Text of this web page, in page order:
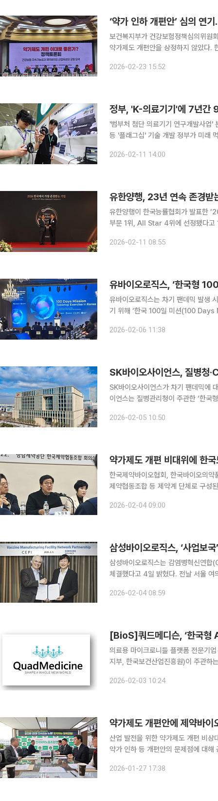
‘약가 인하 개편안’ 심의 연
보건복지부가 건강보험정책심의위원
약가제도 개편안을 상정하지 않았다.
20일 열린 건정심 소위원회에서 약가
2026-02-23 15:52
정부, 'K-의료기기'에 7년
'범부처 첨단 의료기기 연구개발사
등 '플래그십' 기술 개발 정부가 미래 먹거리인 바이오헬스 산업의 핵심인 의료기기 분야에서 글로벌
최초·최고 수준의 '게임체인저' 의료기
2026-02-11 14:00
유한양행, 23년 연속 존경받
유한양행이 한국능률협회가 발표한
부문 1위, All Star 4위에 선정됐다고
업자인 고(故) 유일한 박사의 창업정
2026-02-11 08:55
유바이오로직스, ‘한국형
유바이오로직스는 차기 팬데믹 발생
기 위해 ‘한국 100일 미션(100
연합(CEPI, Coalition for Ep
2026-02-06 11:38
SK바이오사이언스, 질병청
SK바이오사이언스가 차기 팬데믹에 대비
이언스는 질병관리청이 주관한 ‘한
비롯해 전염병대비혁신연합(CEPI),
2026-02-05 10:50
약가제도 개편 비대위에 한
한국제약바이오협회, 한국바이오의
제약협동조합 등 제약계 단체로 구성
연맹(화학노련)이 비대위에 참여한다
2026-02-04 09:00
삼성바이오로직스, ‘사업보
삼성바이오로직스는 감염병혁신연
체결했다고 4일 밝혔다. 전날 서울 여의도 콘래드 호텔에서 진행된 체결식에는 존림 삼성바이오로
합류함으로써 향후 팬데믹 발병 시
2026-02-04 08:59
[BioS]쿼드메디슨, ‘한국형
의료용 마이크로니들 플랫폼 전문
지부, 한국보건산업진흥원)이 주관하
발 프로그램(ARPA-H)’을 벤치마킹
2026-02-03 10:24
약가제도 개편안에 제약바이
산업 발전을 위한 약가제도 개편 비
약가 인하 등 개편안의 문제점에 대
해 김동명 한국노총 위원장과 면담을
2026-01-27 17:38